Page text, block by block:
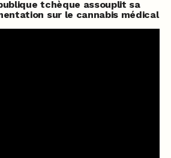
tchèque assouplit sa
sur le cannabis médical